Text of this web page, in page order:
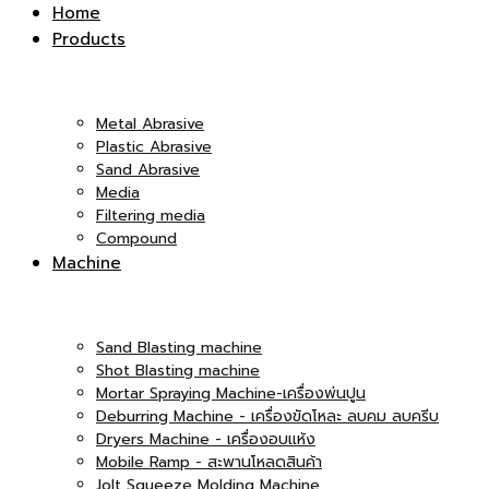
บริษัท
แอนด์
Co.,Ltd.
บริษัท
เอ็ม
Home
Products
Metal Abrasive
Plastic Abrasive
Sand Abrasive
Media
Filtering media
Compound
Machine
Sand Blasting machine
Shot Blasting machine
Mortar Spraying Machine-เครื่องพ่นปูน
Deburring Machine - เครื่องขัดโหละ ลบคม ลบครีบ
Dryers Machine - เครื่องอบแห้ง
Mobile Ramp - สะพานโหลดสินค้า